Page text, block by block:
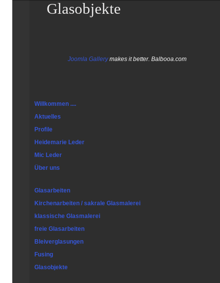
Glasobjekte
Joomla Gallerymakes it better. Balbooa.com
Willkommen ....
Aktuelles
Profile
Heidemarie Leder
Mic Leder
Über uns
Glasarbeiten
Kirchenarbeiten / sakrale Glasmalerei
klassische Glasmalerei
freie Glasarbeiten
Bleiverglasungen
Fusing
Glasobjekte